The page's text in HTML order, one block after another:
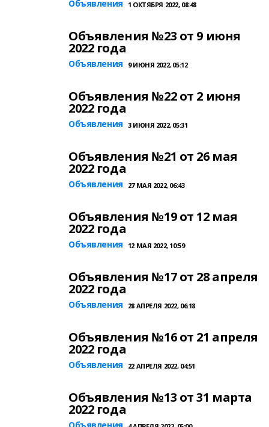
Объявления 1 ОКТЯБРЯ 2022, 08:48
Объявления №23 от 9 июня
2022 года
Объявления 9 ИЮНЯ 2022, 05:12
Объявления №22 от 2 июня
2022 года
Объявления 3 ИЮНЯ 2022, 05:31
Объявления №21 от 26 мая
2022 года
Объявления 27 МАЯ 2022, 06:43
Объявления №19 от 12 мая
2022 года
Объявления 12 МАЯ 2022, 10:59
Объявления №17 от 28 апреля
2022 года
Объявления 28 АПРЕЛЯ 2022, 06:18
Объявления №16 от 21 апреля
2022 года
Объявления 22 АПРЕЛЯ 2022, 04:51
Объявления №13 от 31 марта
2022 года